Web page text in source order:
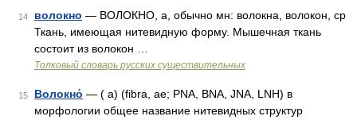
14 волокно — ВОЛОКНО, а, обычно мн: волокна, волокон, ср
Ткань, имеющая нитевидную форму. Мышечная ткань
состоит из волокон …
Толковый словарь русских существительных
15 Волокно́ — ( а) (fibra, ae; PNA, BNA, JNA, LNH) в
морфологии общее название нитевидных структур